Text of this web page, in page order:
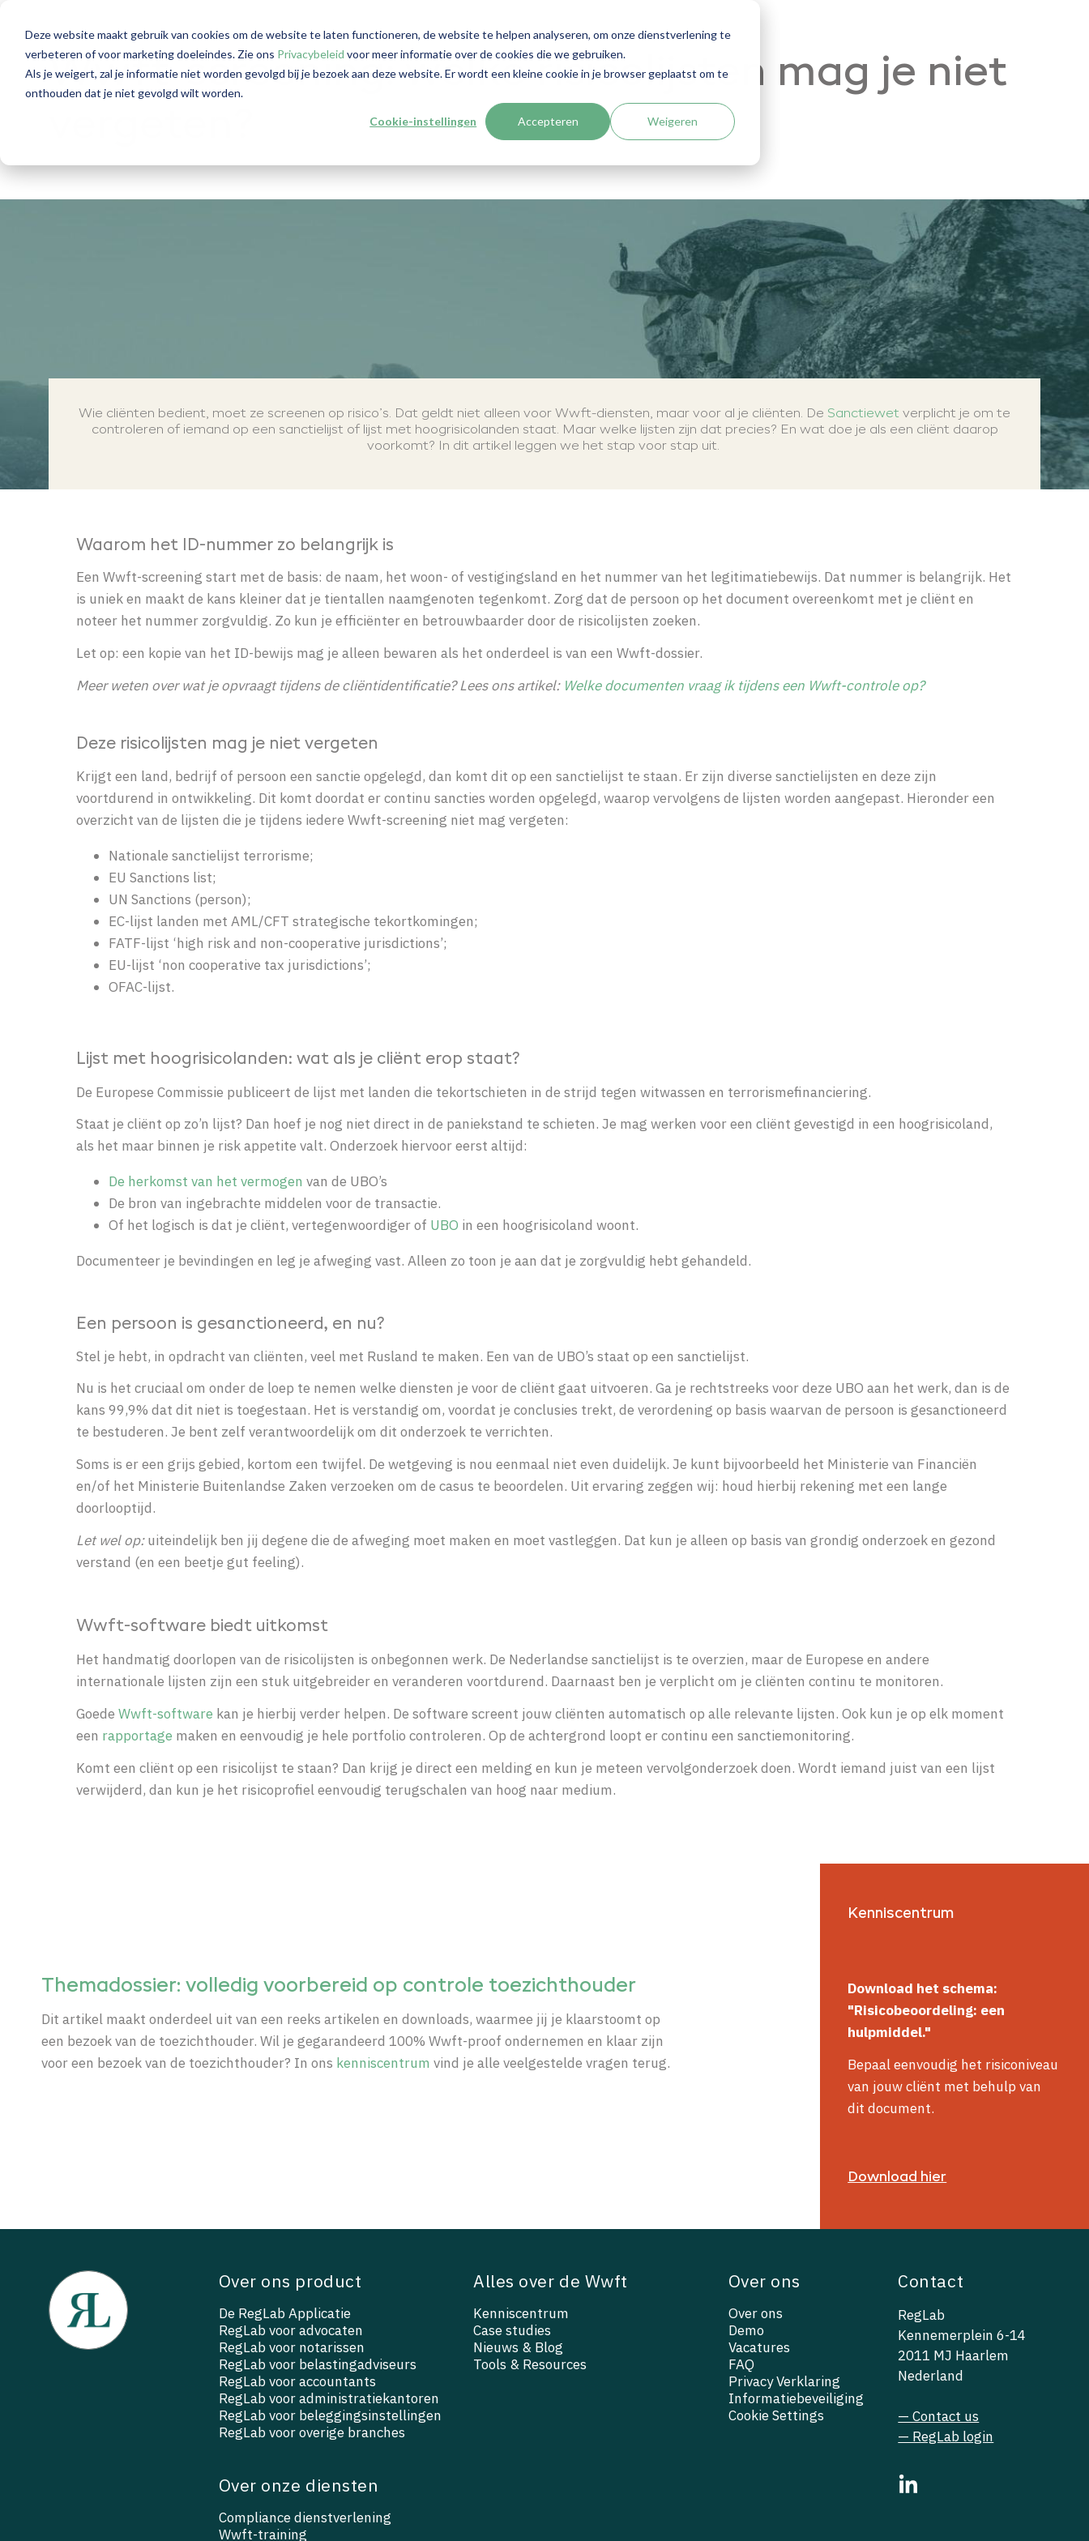
Deze website maakt gebruik van cookies om de website te laten functioneren, de website te helpen analyseren, om onze dienstverlening te
verbeteren of voor marketing doeleindes. Zie ons Privacybeleid voor meer informatie over de cookies die we gebruiken.
Als je weigert, zal je informatie niet worden gevolgd bij je bezoek aan deze website. Er wordt een kleine cookie in je browser geplaatst om te
onthouden dat je niet gevolgd wilt worden.
Cookie-instellingen Accepteren Weigeren
Wwft-screening: welke risicolijsten mag je niet
Wie cliënten bedient, moet ze screenen op risico’s. Dat geldt niet alleen voor Wwft-diensten, maar voor al je cliënten. De Sanctiewet verplicht je om te
controleren of iemand op een sanctielijst of lijst met hoogrisicolanden staat. Maar welke lijsten zijn dat precies? En wat doe je als een cliënt daarop
voorkomt? In dit artikel leggen we het stap voor stap uit.
Waarom het ID-nummer zo belangrijk is
Een Wwft-screening start met de basis: de naam, het woon- of vestigingsland en het nummer van het legitimatiebewijs. Dat nummer is belangrijk. Het
is uniek en maakt de kans kleiner dat je tientallen naamgenoten tegenkomt. Zorg dat de persoon op het document overeenkomt met je cliënt en
noteer het nummer zorgvuldig. Zo kun je efficiënter en betrouwbaarder door de risicolijsten zoeken.
Let op: een kopie van het ID-bewijs mag je alleen bewaren als het onderdeel is van een Wwft-dossier.
Meer weten over wat je opvraagt tijdens de cliëntidentificatie? Lees ons artikel: Welke documenten vraag ik tijdens een Wwft-controle op?
Deze risicolijsten mag je niet vergeten
Krijgt een land, bedrijf of persoon een sanctie opgelegd, dan komt dit op een sanctielijst te staan. Er zijn diverse sanctielijsten en deze zijn
voortdurend in ontwikkeling. Dit komt doordat er continu sancties worden opgelegd, waarop vervolgens de lijsten worden aangepast. Hieronder een
overzicht van de lijsten die je tijdens iedere Wwft-screening niet mag vergeten:
Nationale sanctielijst terrorisme;
EU Sanctions list;
UN Sanctions (person);
EC-lijst landen met AML/CFT strategische tekortkomingen;
FATF-lijst ‘high risk and non-cooperative jurisdictions’;
EU-lijst ‘non cooperative tax jurisdictions’;
OFAC-lijst.
Lijst met hoogrisicolanden: wat als je cliënt erop staat?
De Europese Commissie publiceert de lijst met landen die tekortschieten in de strijd tegen witwassen en terrorismefinanciering.
Staat je cliënt op zo’n lijst? Dan hoef je nog niet direct in de paniekstand te schieten. Je mag werken voor een cliënt gevestigd in een hoogrisicoland,
als het maar binnen je risk appetite valt. Onderzoek hiervoor eerst altijd:
De herkomst van het vermogen van de UBO’s
De bron van ingebrachte middelen voor de transactie.
Of het logisch is dat je cliënt, vertegenwoordiger of UBO in een hoogrisicoland woont.
Documenteer je bevindingen en leg je afweging vast. Alleen zo toon je aan dat je zorgvuldig hebt gehandeld.
Een persoon is gesanctioneerd, en nu?
Stel je hebt, in opdracht van cliënten, veel met Rusland te maken. Een van de UBO’s staat op een sanctielijst.
Nu is het cruciaal om onder de loep te nemen welke diensten je voor de cliënt gaat uitvoeren. Ga je rechtstreeks voor deze UBO aan het werk, dan is de
kans 99,9% dat dit niet is toegestaan. Het is verstandig om, voordat je conclusies trekt, de verordening op basis waarvan de persoon is gesanctioneerd
te bestuderen. Je bent zelf verantwoordelijk om dit onderzoek te verrichten.
Soms is er een grijs gebied, kortom een twijfel. De wetgeving is nou eenmaal niet even duidelijk. Je kunt bijvoorbeeld het Ministerie van Financiën
en/of het Ministerie Buitenlandse Zaken verzoeken om de casus te beoordelen. Uit ervaring zeggen wij: houd hierbij rekening met een lange
doorlooptijd.
Let wel op:uiteindelijk ben jij degene die de afweging moet maken en moet vastleggen. Dat kun je alleen op basis van grondig onderzoek en gezond
verstand (en een beetje gut feeling).
Wwft-software biedt uitkomst
Het handmatig doorlopen van de risicolijsten is onbegonnen werk. De Nederlandse sanctielijst is te overzien, maar de Europese en andere
internationale lijsten zijn een stuk uitgebreider en veranderen voortdurend. Daarnaast ben je verplicht om je cliënten continu te monitoren.
Goede Wwft-software kan je hierbij verder helpen. De software screent jouw cliënten automatisch op alle relevante lijsten. Ook kun je op elk moment
een rapportage maken en eenvoudig je hele portfolio controleren. Op de achtergrond loopt er continu een sanctiemonitoring.
Komt een cliënt op een risicolijst te staan? Dan krijg je direct een melding en kun je meteen vervolgonderzoek doen. Wordt iemand juist van een lijst
verwijderd, dan kun je het risicoprofiel eenvoudig terugschalen van hoog naar medium.
Themadossier: volledig voorbereid op controle toezichthouder
Dit artikel maakt onderdeel uit van een reeks artikelen en downloads, waarmee jij je klaarstoomt op
een bezoek van de toezichthouder. Wil je gegarandeerd 100% Wwft-proof ondernemen en klaar zijn
voor een bezoek van de toezichthouder? In ons kenniscentrum vind je alle veelgestelde vragen terug.
Kenniscentrum
Download het schema:
"Risicobeoordeling: een
hulpmiddel."
Bepaal eenvoudig het risiconiveau
van jouw cliënt met behulp van
dit document.
Download hier
Over ons product
De RegLab Applicatie
RegLab voor advocaten
RegLab voor notarissen
RegLab voor belastingadviseurs
RegLab voor accountants
RegLab voor administratiekantoren
RegLab voor beleggingsinstellingen
RegLab voor overige branches
Over onze diensten
Compliance dienstverlening
Wwft-training
Alles over de Wwft
Kenniscentrum
Case studies
Nieuws & Blog
Tools & Resources
Over ons
Over ons
Demo
Vacatures
FAQ
Privacy Verklaring
Informatiebeveiliging
Cookie Settings
Contact
RegLab
Kennemerplein 6-14
2011 MJ Haarlem
Nederland
— Contact us
— RegLab login